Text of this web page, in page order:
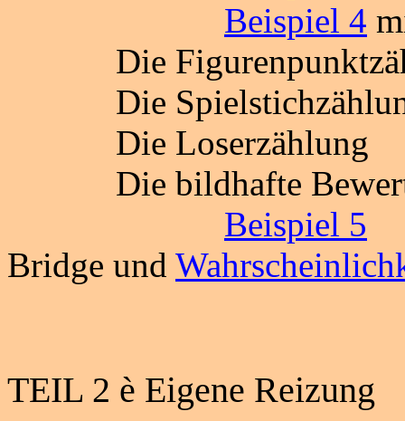
Beispiel 4
Die
Die
Die Loserzählung
Die bildhafte
Beispiel 5
Bridge und
TEIL 2 è Eigene Reizung